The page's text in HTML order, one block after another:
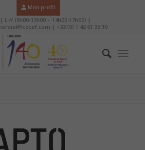
Mon profil
| L-V (9h00-13h00 – 14h00-17h00) |
| +33 (0) 1 42 61 33 10